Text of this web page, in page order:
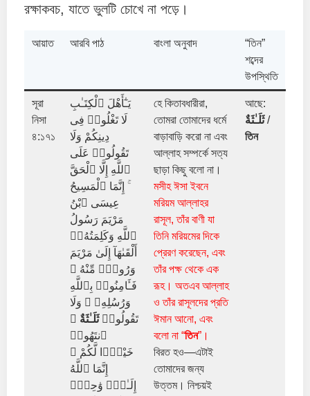
রক্ষাকবচ, যাতে ভুলটি চোখে না পড়ে।
আয়াত আরবি পাঠ বাংলা অনুবাদ
“তিন”
শব্দের
উপস্থিতি
সূরা
নিসা
৪:১৭১
يَـٰٓأَهْلَ ٱلْكِتَـٰبِ
لَا تَغْلُوا۟ فِى
دِينِكُمْ وَلَا
تَقُولُوا۟ عَلَى
ٱللَّهِ إِلَّا ٱلْحَقَّ
ۚ إِنَّمَا ٱلْمَسِيحُ
عِيسَى ٱبْنُ
مَرْيَمَ رَسُولُ
ٱللَّهِ وَكَلِمَتُهُۥٓ
أَلْقَىٰهَآ إِلَىٰ مَرْيَمَ
وَرُوحٌۭ مِّنْهُ ۖ
فَـَٔامِنُوا۟ بِٱللَّهِ
وَرُسُلِهِۦ ۖ وَلَا
تَقُولُوا۟ثَلَـٰثَةٌ ۚ
ٱنتَهُوا۟
خَيْرًۭا لَّكُمْ ۚ
إِنَّمَا ٱللَّهُ
إِلَـٰهٌۭ وَٰحِدٌۭ
হে কিতাবধারীরা,
তোমরা তোমাদের ধর্মে
বাড়াবাড়ি করো না এবং
আল্লাহ সম্পর্কে সত্য
ছাড়া কিছু বলো না।
মসীহ ঈসা ইবনে
মরিয়ম আল্লাহর
রাসূল, তাঁর বাণী যা
তিনি মরিয়মের দিকে
প্রেরণ করেছেন, এবং
তাঁর পক্ষ থেকে এক
রূহ। অতএব আল্লাহ
ও তাঁর রাসূলদের প্রতি
ঈমান আনো, এবং
বলো না “তিন”।
বিরত হও—এটাই
তোমাদের জন্য
উত্তম। নিশ্চয়ই
আছে:
ثَلَـٰثَةٌ/
তিন